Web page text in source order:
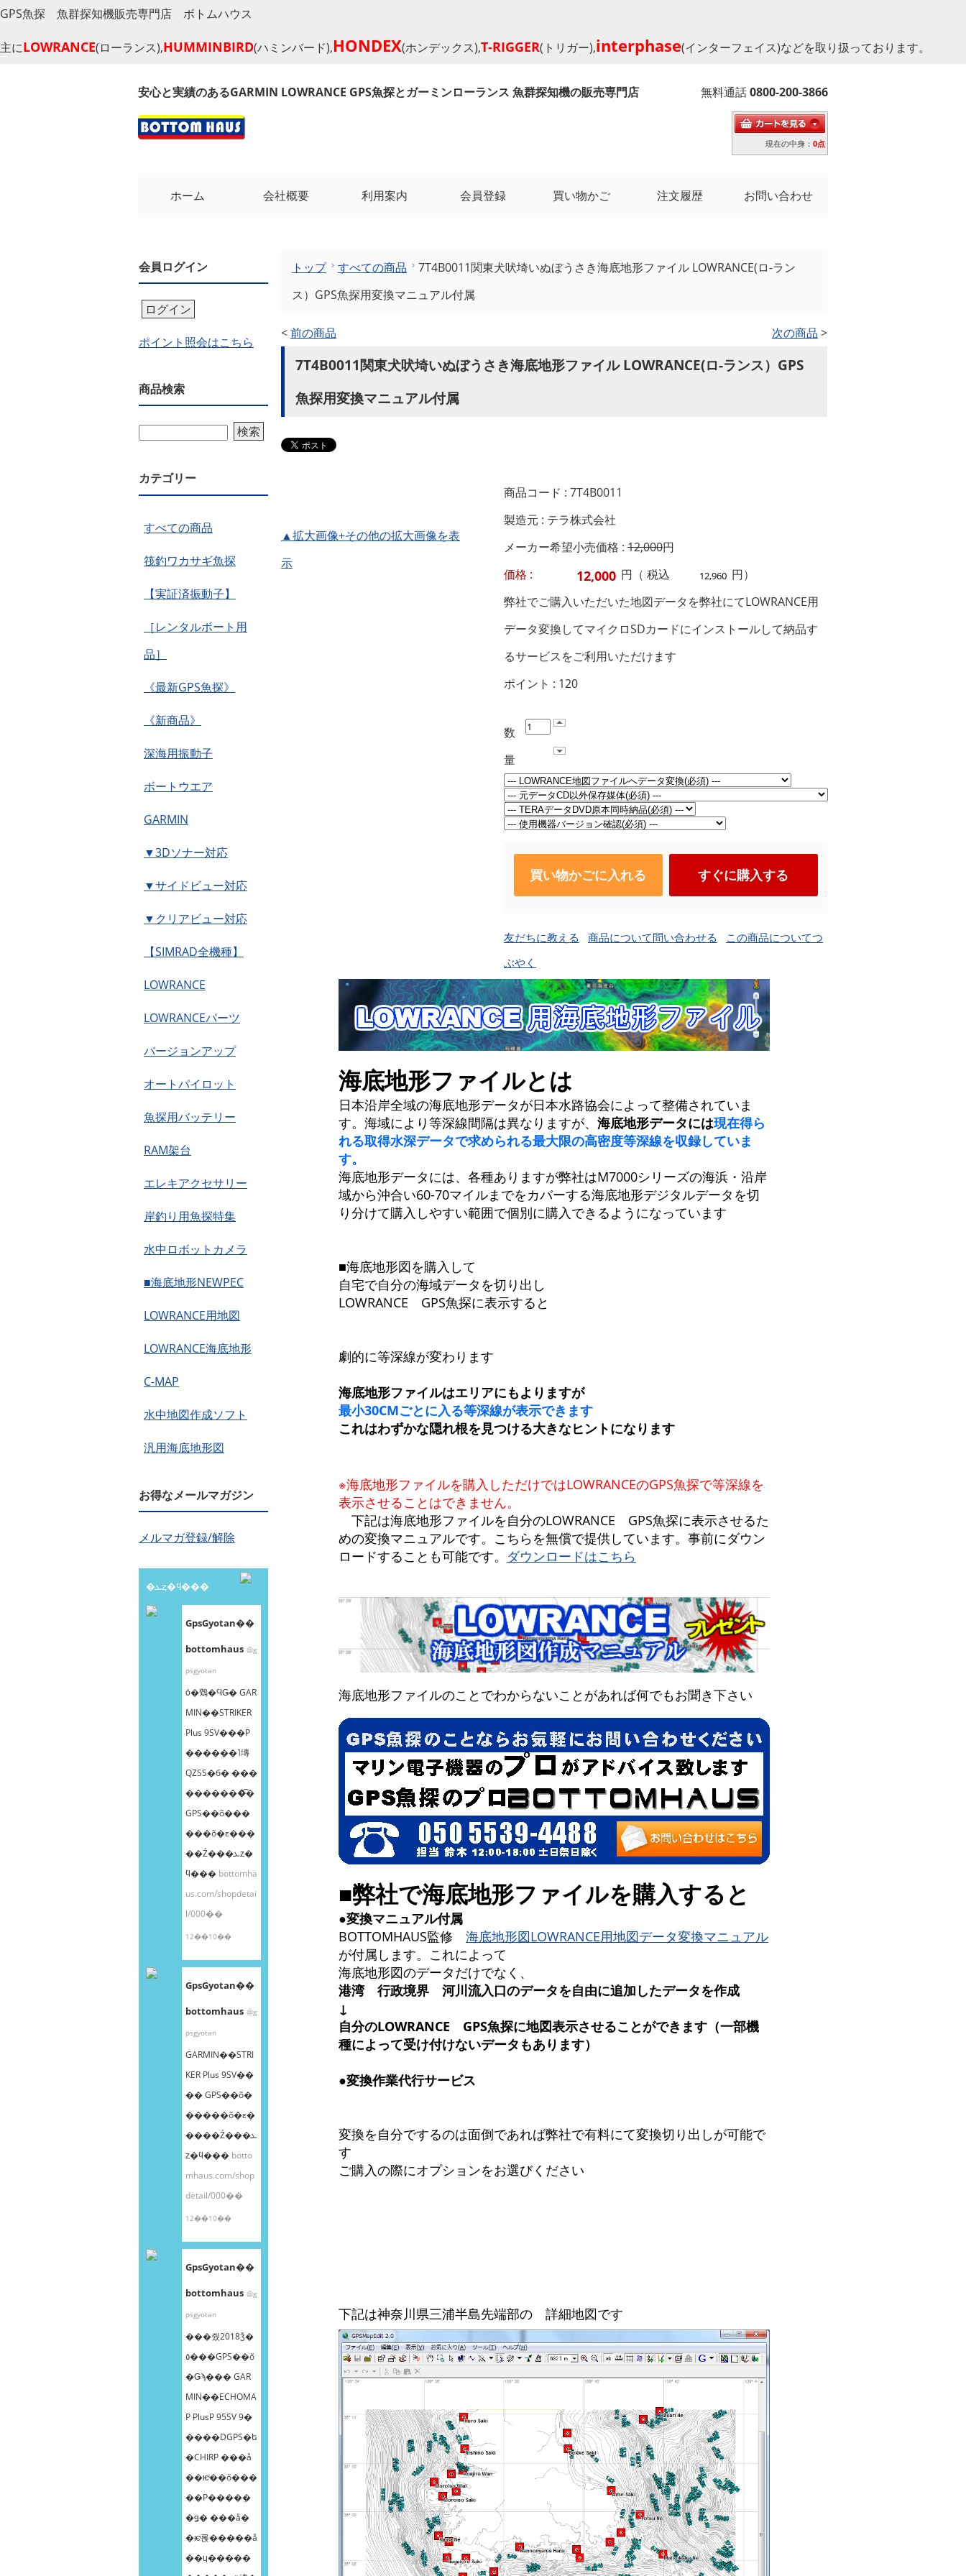
GPS魚探 魚群探知機販売専門店 ボトムハウス
主にLOWRANCE(ローランス),HUMMINBIRD(ハミンバード),HONDEX(ホンデックス),T-RIGGER(トリガー),interphase(インターフェイス)などを取り扱っております。
安心と実績のあるGARMIN LOWRANCE GPS魚探とガーミンローランス 魚群探知機の販売専門店 無料通話0800-200-3866
現在の中身： 0点
ホーム 会社概要 利用案内 会員登録 買い物かご 注文履歴 お問い合わせ
会員ログイン
ログイン
ポイント照会はこちら
商品検索
検索
カテゴリー
すべての商品
筏釣ワカサギ魚探
【実証済振動子】
［レンタルボート用
品］
《最新GPS魚探》
《新商品》
深海用振動子
ボートウエア
GARMIN
▼3Dソナー対応
▼サイドビュー対応
▼クリアビュー対応
【SIMRAD全機種】
LOWRANCE
LOWRANCEパーツ
バージョンアップ
オートパイロット
魚探用バッテリー
RAM架台
エレキアクセサリー
岸釣り用魚探特集
水中ロボットカメラ
■海底地形NEWPEC
LOWRANCE用地図
LOWRANCE海底地形
C-MAP
水中地図作成ソフト
汎用海底地形図
お得なメールマガジン
メルマガ登録/解除
�ܥȥ�ϥ���
GpsGyotan��
bottomhaus @g
psgyotan
ȯ�䳫�ϤǤ� GAR
MIN��STRIKER
Plus 9SV���Ρ
����ܸ��˥塼
QZSS�б� ���
�������͡�
GPS��õ���
���õ�ε���
��Ź���ܥȥ�
ϥ��� bottomha
us.com/shopdetai
l/000��
12��10��
GpsGyotan��
bottomhaus @g
psgyotan
GARMIN��STRI
KER Plus 9SV��
�� GPS��õ�
�����õ�ε�
����Ź���ܥ
ȥ�ϥ��� botto
mhaus.com/shop
detail/000��
12��10��
GpsGyotan��
bottomhaus @g
psgyotan
���줬2018ǯ�
٥���GPS��õ
�Ǥϡ��� GAR
MIN��ECHOMA
P PlusP 95SV 9�
����DGPS�ե
�CHIRP ���å
��ѥͥ��õ���
��Ρ����ܸ�
�ǥ� ���å�
�ѥͥ롡�����å
��ɥ�����
トップ すべての商品
7T4B0011関東犬吠埼いぬぼうさき海底地形ファイル LOWRANCE(ロ-ラン
ス）GPS魚探用変換マニュアル付属
<前の商品 次の商品 >
7T4B0011関東犬吠埼いぬぼうさき海底地形ファイル LOWRANCE(ロ-ランス）GPS
魚探用変換マニュアル付属
▲拡大画像+その他の拡大画像を表
示
商品コード : 7T4B0011
製造元 : テラ株式会社
メーカー希望小売価格 : 12,000円
価格 :
円（ 税込
円）
弊社でご購入いただいた地図データを弊社にてLOWRANCE用
データ変換してマイクロSDカードにインストールして納品す
るサービスをご利用いただけます
ポイント : 120
数
量
買い物かごに入れる すぐに購入する
友だちに教える 商品について問い合わせる
この商品についてつ
ぶやく
海底地形ファイルとは
日本沿岸全域の海底地形データが日本水路協会によって整備されていま
す。海域により等深線間隔は異なりますが、 海底地形データには現在得ら
れる取得水深データで求められる最大限の高密度等深線を収録していま
す。
海底地形データには、各種ありますが弊社はM7000シリーズの海浜・沿岸
域から沖合い60-70マイルまでをカバーする海底地形デジタルデータを切
り分けて購入しやすい範囲で個別に購入できるようになっています
■海底地形図を購入して
自宅で自分の海域データを切り出し
LOWRANCE GPS魚探に表示すると
劇的に等深線が変わります
海底地形ファイルはエリアにもよりますが
最小30CMごとに入る等深線が表示できます
これはわずかな隠れ根を見つける大きなヒントになります
※海底地形ファイルを購入しただけではLOWRANCEのGPS魚探で等深線を
表示させることはできません。
下記は海底地形ファイルを自分のLOWRANCE GPS魚探に表示させるた
めの変換マニュアルです。こちらを無償で提供しています。事前にダウン
ロードすることも可能です。 ダウンロードはこちら
海底地形ファイルのことでわからないことがあれば何でもお聞き下さい
■弊社で海底地形ファイルを購入すると
●変換マニュアル付属
BOTTOMHAUS監修 海底地形図LOWRANCE用地図データ変換マニュアル
が付属します。これによって
海底地形図のデータだけでなく、
港湾 行政境界 河川流入口のデータを自由に追加したデータを作成
↓
自分のLOWRANCE GPS魚探に地図表示させることができます（一部機
種によって受け付けないデータもあります）
●変換作業代行サービス
変換を自分でするのは面倒であれば弊社で有料にて変換切り出しが可能で
す
ご購入の際にオプションをお選びください
下記は神奈川県三浦半島先端部の 詳細地図です